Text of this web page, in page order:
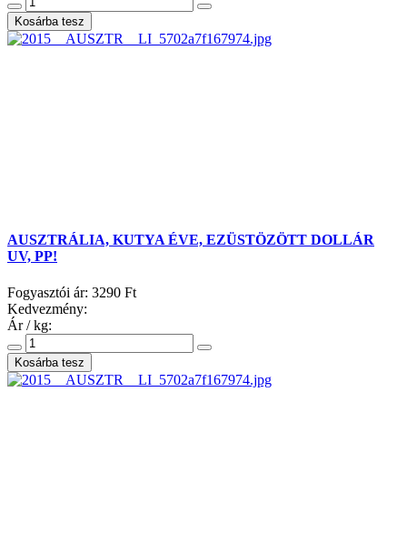
AUSZTRÁLIA, KUTYA ÉVE, EZÜSTÖZÖTT DOLLÁR
UV, PP!
Fogyasztói ár: 3290 Ft
Kedvezmény:
Ár / kg: